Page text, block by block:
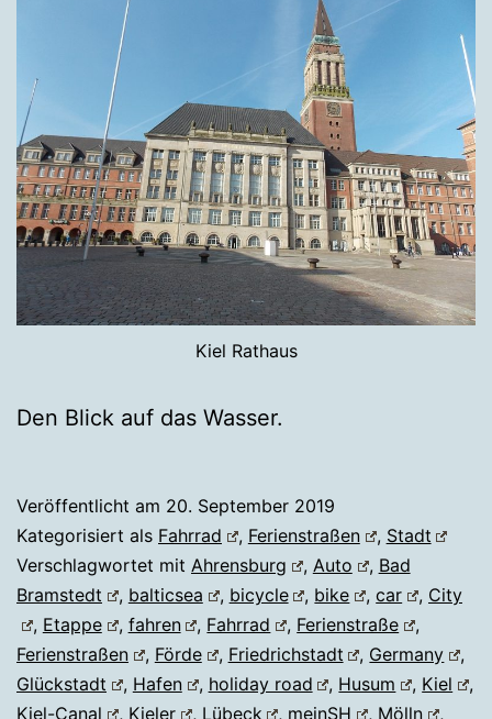
Kiel Rathaus
Den Blick auf das Wasser.
Veröffentlicht am 20. September 2019
Kategorisiert als Fahrrad , Ferienstraßen , Stadt
Verschlagwortet mit Ahrensburg , Auto , Bad
Bramstedt
, balticsea , bicycle , bike ,car , City
, Etappe , fahren , Fahrrad , Ferienstraße
,
Ferienstraßen
, Förde , Friedrichstadt , Germany
,
Glückstadt
, Hafen , holiday road , Husum , Kiel
,
Kiel-Canal
, Kieler , Lübeck , meinSH , Mölln
,